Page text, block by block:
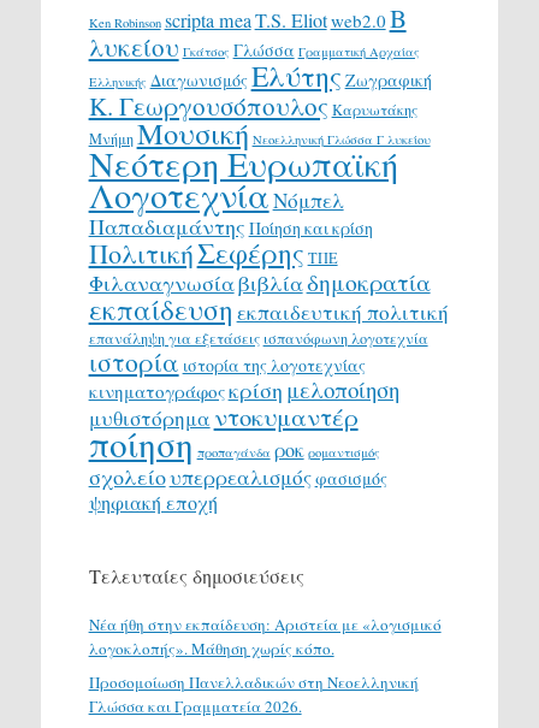
Ken Robinson scripta meaT.S. Eliotweb2.0 Β
λυκείου Γκάτσος Γλώσσα Γραμματική Αρχαίας
Ελληνικής ΔιαγωνισμόςΕλύτης Ζωγραφική
Κ. Γεωργουσόπουλος Καρυωτάκης
ΜνήμηΜουσική Νεοελληνική Γλώσσα Γ λυκείου
Νεότερη Ευρωπαϊκή
ΛογοτεχνίαΝόμπελ
Παπαδιαμάντης Ποίηση και κρίση
ΠολιτικήΣεφέρης ΤΠΕ
Φιλαναγνωσίαβιβλίαδημοκρατία
εκπαίδευση εκπαιδευτική πολιτική
επανάληψη για εξετάσεις ισπανόφωνη λογοτεχνία
ιστορία ιστορία της λογοτεχνίας
κινηματογράφοςκρίση μελοποίηση
μυθιστόρημα ντοκυμαντέρ
ποίηση προπαγάνδα ροκ ρομαντισμός
σχολείουπερρεαλισμόςφασισμός
ψηφιακή εποχή
Τελευταίες δημοσιεύσεις
Νέα ήθη στην εκπαίδευση: Αριστεία με «λογισμικό
λογοκλοπής». Μάθηση χωρίς κόπο.
Προσομοίωση Πανελλαδικών στη Νεοελληνική
Γλώσσα και Γραμματεία 2026.